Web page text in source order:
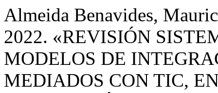
Almeida Benavides,
2022. «REVISIÓN
MODELOS DE
MEDIADOS CON TIC,